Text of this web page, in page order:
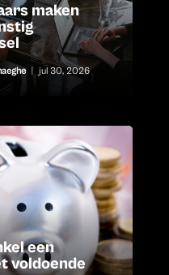
maken
jul 30, 2026
een
voldoende